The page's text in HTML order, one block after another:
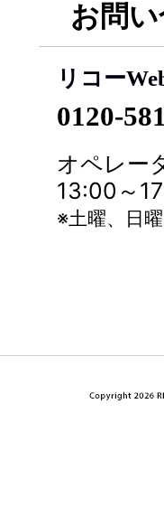
お問
リコー
0120-
オペレー
13:00～
※土曜、日